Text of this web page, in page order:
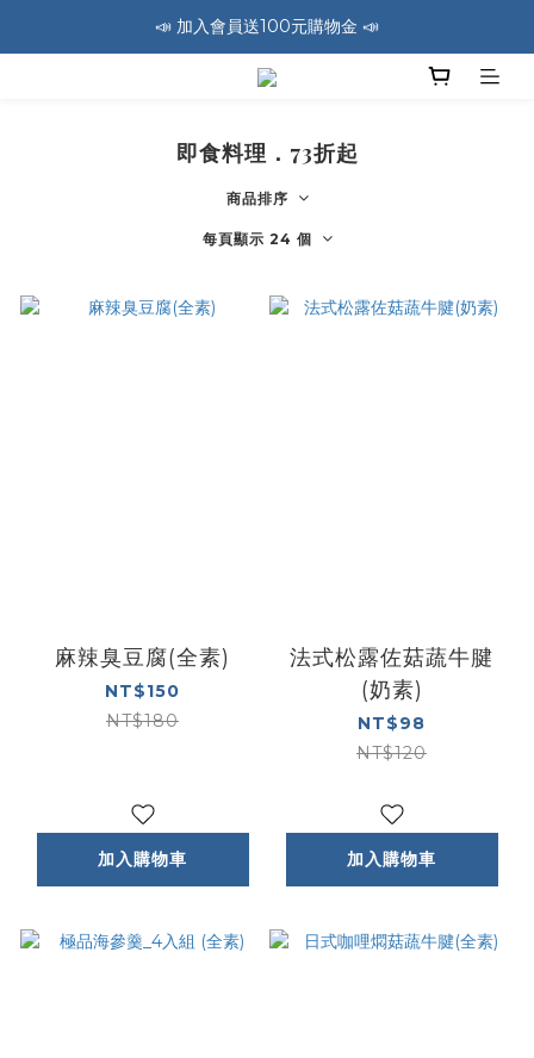
🚛 全館消費滿1200免運費 🚛
📣 加入會員送100元購物金 📣
🚛 全館消費滿1200免運費 🚛
即食料理．73折起
商品排序
每頁顯示 24 個
麻辣臭豆腐(全素)
NT$150
NT$180
加入購物車
法式松露佐菇蔬牛腱
(奶素)
NT$98
NT$120
加入購物車